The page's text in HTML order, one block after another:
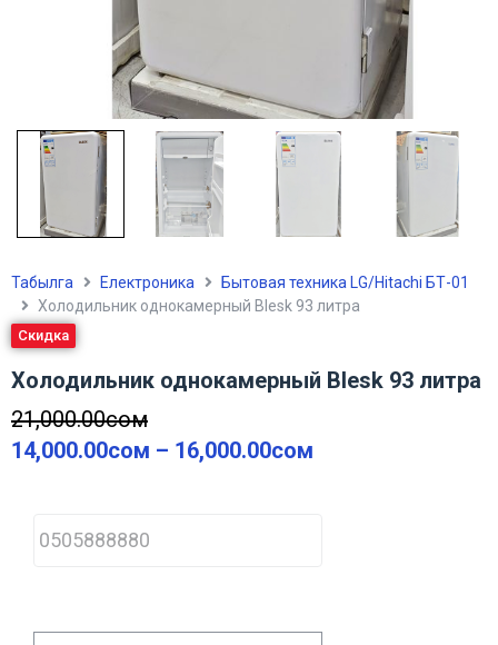
Табылга Електроника
Бытовая техника LG/Hitachi БТ-01
Холодильник однокамерный Blesk 93 литра
Скидка
Холодильник однокамерный Blesk 93 литра
21,000.00сом
14,000.00сом – 16,000.00сом
h
o
*